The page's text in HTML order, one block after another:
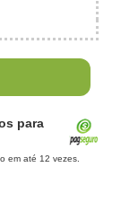
para
em até 12 vezes.